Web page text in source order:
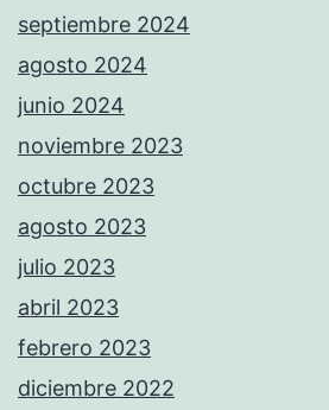
septiembre 2024
agosto 2024
junio 2024
noviembre 2023
octubre 2023
agosto 2023
julio 2023
abril 2023
febrero 2023
diciembre 2022